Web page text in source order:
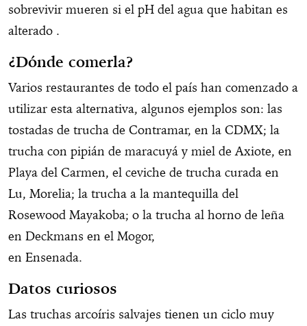
sobrevivir mueren si el pH del agua que habitan es
alterado .
¿Dónde comerla?
Varios restaurantes de todo el país han comenzado a
utilizar esta alternativa, algunos ejemplos son: las
tostadas de trucha de Contramar, en la CDMX; la
trucha con pipián de maracuyá y miel de Axiote, en
Playa del Carmen, el ceviche de trucha curada en
Lu, Morelia; la trucha a la mantequilla del
Rosewood Mayakoba; o la trucha al horno de leña
en Deckmans en el Mogor,
en Ensenada.
Datos curiosos
Las truchas arcoíris salvajes tienen un ciclo muy